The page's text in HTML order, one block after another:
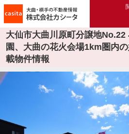
大仙市大曲川原町分譲地No.22
園、大曲の花火会場1km圏内
載物件情報